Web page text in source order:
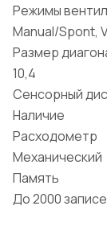
Режимы
Manual/Spont,
Размер
10,4
Сенсорный
Наличие
Расходометр
Механический
Память
До 2000